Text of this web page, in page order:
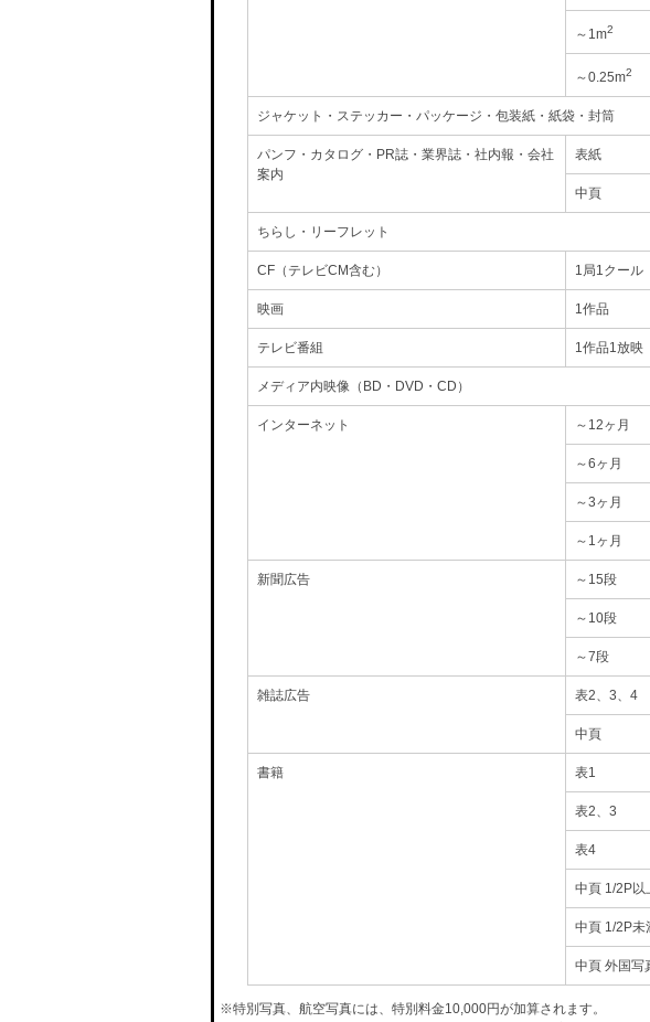
～1m2
～0.25m2
ジャケット・ステッカー・パッケージ・包装紙・紙袋・封筒
パンフ・カタログ・PR誌・業界誌・社内報・会社
案内
表紙
中頁
ちらし・リーフレット
CF（テレビCM含む） 1局1クール
映画 1作品
テレビ番組 1作品1放映
メディア内映像（BD・DVD・CD）
インターネット ～12ヶ月
～6ヶ月
～3ヶ月
～1ヶ月
新聞広告 ～15段
～10段
～7段
雑誌広告 表2、3、4
中頁
書籍 表1
表2、3
表4
中頁 1/2P以
中頁 1/2P未
中頁 外国写
※特別写真、航空写真には、特別料金10,000円が加算されます。